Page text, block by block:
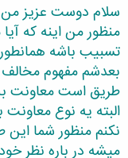
سلام دوست عزيز
منظور من اينه كه
تسبيب باشه
بعدشم مفهوم
طريق است معاونت
البته يه نوع
نكنم منظور شما اين
ميشه در باره نظر